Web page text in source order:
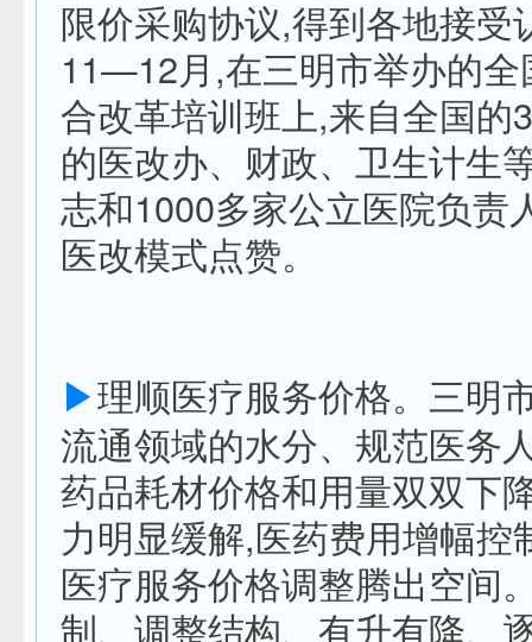
限价采购协议,得到各地接受
11—12月,在三明市举办的全
合改革培训班上,来自全国的
的医改办、财政、卫生计生
志和1000多家公立医院负责
医改模式点赞。
▶理顺医疗服务价格。三明
流通领域的水分、规范医务
药品耗材价格和用量双双下
力明显缓解,医药费用增幅控
医疗服务价格调整腾出空间
制、调整结构、有升有降、